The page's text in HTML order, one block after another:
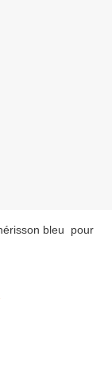
bleu pour